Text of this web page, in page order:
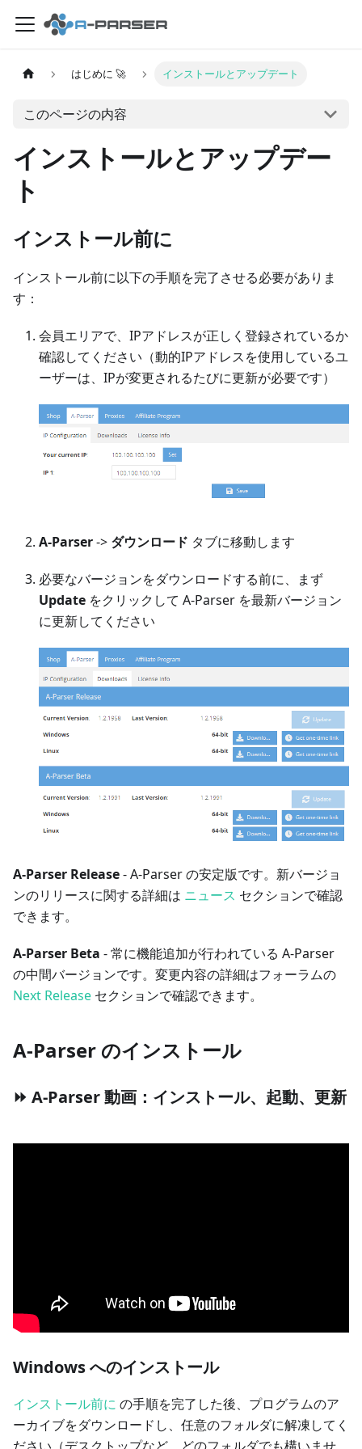
はじめに 🚀 インストールとアップデート
このページの内容
インストールとアップデー
ト
インストール前に
インストール前に以下の手順を完了させる必要がありま
す：
会員エリアで、IPアドレスが正しく登録されているか
確認してください（動的IPアドレスを使用しているユ
ーザーは、IPが変更されるたびに更新が必要です）
A-Parser-> ダウンロード タブに移動します
必要なバージョンをダウンロードする前に、まず
Update をクリックして A-Parser を最新バージョン
に更新してください
A-Parser Release- A-Parser の安定版です。新バージョ
ンのリリースに関する詳細は ニュース セクションで確認
できます。
A-Parser Beta - 常に機能追加が行われている A-Parser
の中間バージョンです。変更内容の詳細はフォーラムの
Next Release セクションで確認できます。
A-Parser のインストール
⏩ A-Parser 動画：インストール、起動、更新
Windows へのインストール
インストール前に の手順を完了した後、プログラムのア
ーカイブをダウンロードし、任意のフォルダに解凍してく